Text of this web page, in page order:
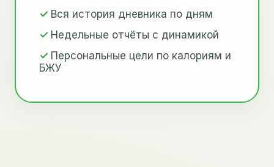
Вся история дневника по дням
Недельные отчёты с динамикой
Персональные цели по калориям и
БЖУ